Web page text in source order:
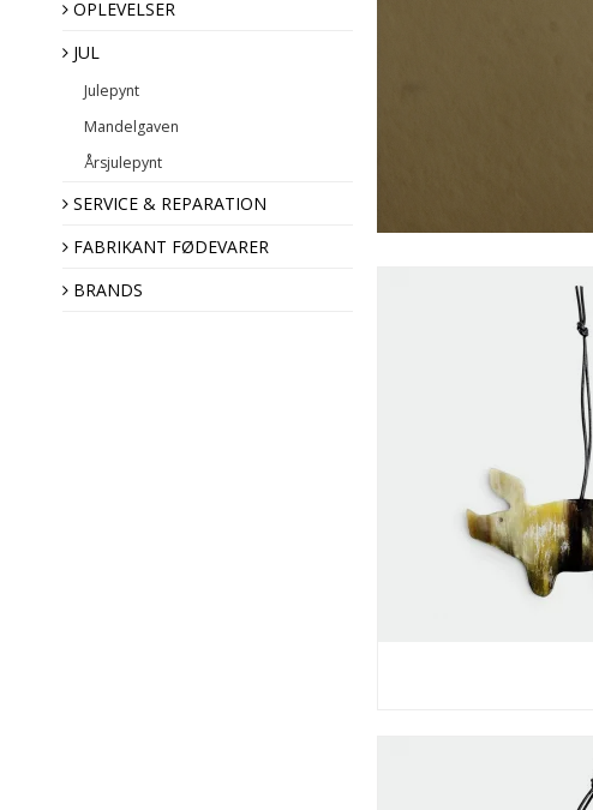
Hornvarefabrikken
Forsølvningsfabrikken
OPLEVELSER
JUL
Julepynt
Mandelgaven
Årsjulepynt
SERVICE & REPARATION
FABRIKANT FØDEVARER
BRANDS